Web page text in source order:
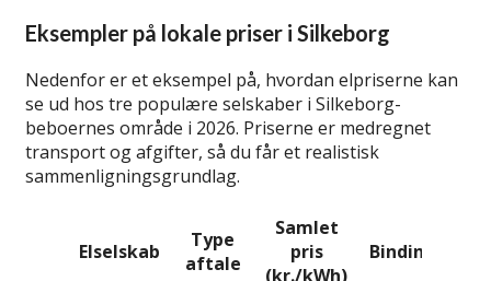
Eksempler på lokale priser i Silkeborg
Nedenfor er et eksempel på, hvordan elpriserne kan
se ud hos tre populære selskaber i Silkeborg-
beboernes område i 2026. Priserne er medregnet
transport og afgifter, så du får et realistisk
sammenligningsgrundlag.
Elselskab
Type
aftale
Samlet
pris
(kr./kWh)
Binding